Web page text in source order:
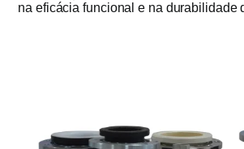
na eficácia funcional e na durabilidade